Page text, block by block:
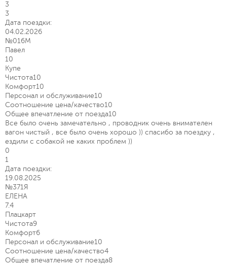
3
3
Дата поездки:
04.02.2026
№016М
Павел
10
Купе
Чистота10
Комфорт10
Персонал и обслуживание10
Соотношение цена/качество10
Общее впечатление от поезда10
Все было очень замечательно , проводник очень внимателен
вагон чистый , все было очень хорошо )) спасибо за поездку ,
ездили с собакой не каких проблем ))
0
1
Дата поездки:
19.08.2025
№371Я
ЕЛЕНА
7.4
Плацкарт
Чистота9
Комфорт6
Персонал и обслуживание10
Соотношение цена/качество4
Общее впечатление от поезда8